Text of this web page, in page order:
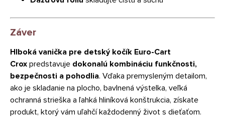
Záver
Hlboká vanička pre detský kočík Euro-Cart
Crox predstavuje dokonalú kombináciu funkčnosti,
bezpečnosti a pohodlia. Vďaka premysleným detailom,
ako je skladanie na plocho, bavlnená výstelka, veľká
ochranná strieška a ľahká hliníková konštrukcia, získate
produkt, ktorý vám uľahčí každodenný život s dieťaťom.